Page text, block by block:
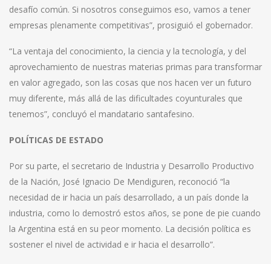
desafío común. Si nosotros conseguimos eso, vamos a tener
empresas plenamente competitivas”, prosiguió el gobernador.
“La ventaja del conocimiento, la ciencia y la tecnología, y del
aprovechamiento de nuestras materias primas para transformar
en valor agregado, son las cosas que nos hacen ver un futuro
muy diferente, más allá de las dificultades coyunturales que
tenemos”, concluyó el mandatario santafesino.
POLÍTICAS DE ESTADO
Por su parte, el secretario de Industria y Desarrollo Productivo
de la Nación, José Ignacio De Mendiguren, reconoció “la
necesidad de ir hacia un país desarrollado, a un país donde la
industria, como lo demostró estos años, se pone de pie cuando
la Argentina está en su peor momento. La decisión política es
sostener el nivel de actividad e ir hacia el desarrollo”.